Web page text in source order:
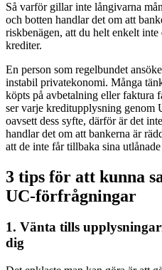
Så varför gillar inte långivarna
och botten handlar det om att
riskbenägen, att du helt enkelt
krediter.
En person som regelbundet
instabil privatekonomi. Många
köpts på avbetalning eller faktura
ser varje kreditupplysning genom
oavsett dess syfte, därför är det
handlar det om att bankerna är
att de inte får tillbaka sina utlånade
3 tips för att kunna
UC-förfrågningar
1. Vänta tills
dig